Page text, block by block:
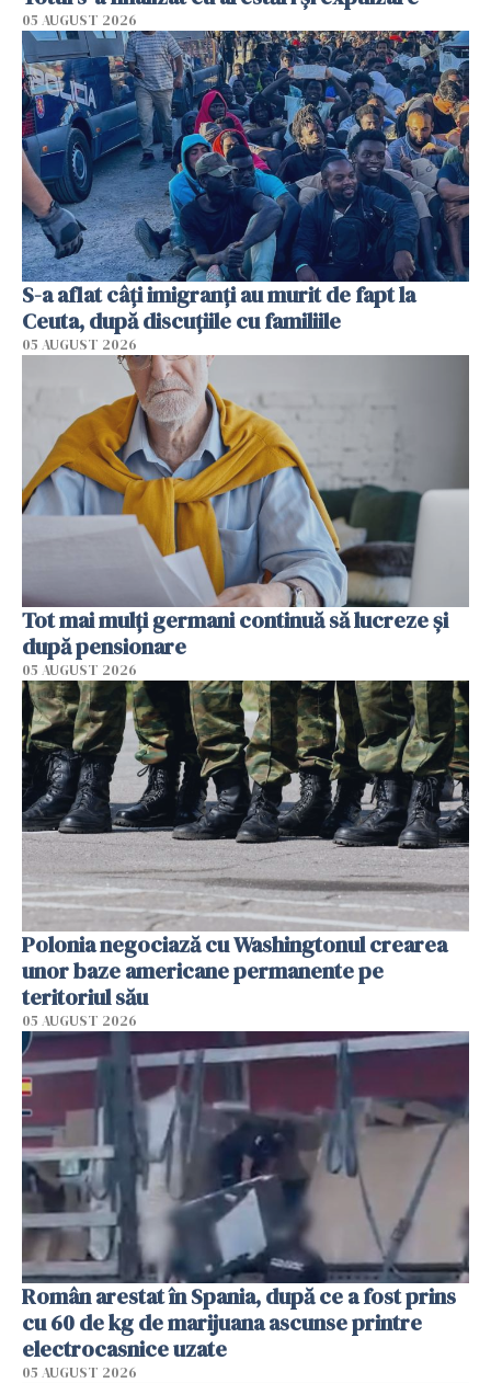
05 AUGUST 2026
S-a aflat câți imigranți au murit de fapt la
Ceuta, după discuțiile cu familiile
05 AUGUST 2026
Tot mai mulți germani continuă să lucreze și
după pensionare
05 AUGUST 2026
Polonia negociază cu Washingtonul crearea
unor baze americane permanente pe
teritoriul său
05 AUGUST 2026
Român arestat în Spania, după ce a fost prins
cu 60 de kg de marijuana ascunse printre
electrocasnice uzate
05 AUGUST 2026